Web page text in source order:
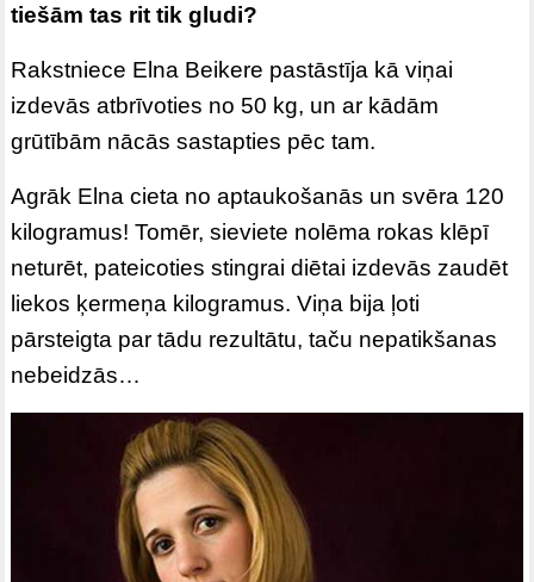
tiešām tas rit tik gludi?
Rakstniece Elna Beikere pastāstīja kā viņai
izdevās atbrīvoties no 50 kg, un ar kādām
grūtībām nācās sastapties pēc tam.
Agrāk Elna cieta no aptaukošanās un svēra 120
kilogramus! Tomēr, sieviete nolēma rokas klēpī
neturēt, pateicoties stingrai diētai izdevās zaudēt
liekos ķermeņa kilogramus. Viņa bija ļoti
pārsteigta par tādu rezultātu, taču nepatikšanas
nebeidzās…